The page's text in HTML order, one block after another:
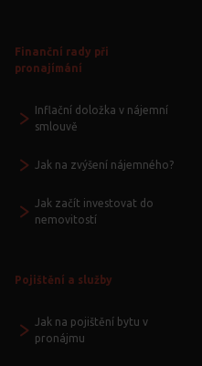
Finanční rady při
pronajímání
Inflační doložka v nájemní
smlouvě
Jak na zvýšení nájemného?
Jak začít investovat do
nemovitostí
Pojištění a služby
Jak na pojištění bytu v
pronájmu